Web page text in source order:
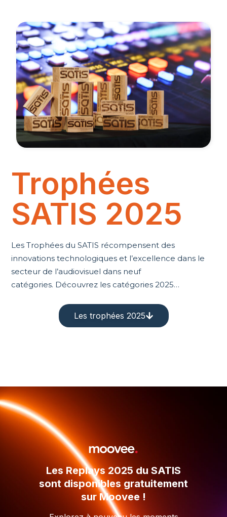
Trophées
SATIS 2025
Les Trophées du SATIS récompensent des
innovations technologiques et l’excellence dans le
secteur de l’audiovisuel dans neuf
catégories. Découvrez les catégories 2025…
Les trophées 2025
Les Replays 2025 du SATIS
sont disponibles gratuitement
sur Moovee !